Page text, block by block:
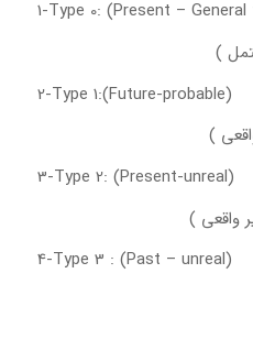
1-Type 0: (Present –
2-Type 1:(Future-probable)
3-Type 2: (Present-unreal)
4-Type 3 : (Past – unreal)